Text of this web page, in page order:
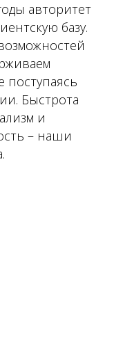
авторитет
базу.
поступаясь
Быстрота
и
– наши